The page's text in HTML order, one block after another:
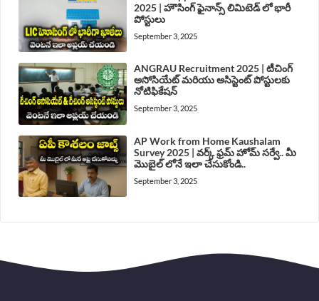
2025 | హౌసింగ్ ఫైనాన్స్ లిమిటెడ్ లో భారీ
పోస్టులు
September 3, 2025
ANGRAU Recruitment 2025 | టీచింగ్
అసోసియేట్ మరియు అసిస్టెంట్ పోస్టులకు
నోటిఫికేషన్
September 3, 2025
AP Work from Home Kaushalam
Survey 2025 | వర్క్ ఫ్రమ్ హోమ్ సర్వే.. మీ
మొబైల్ లోనే ఇలా చేసుకోండి..
September 3, 2025